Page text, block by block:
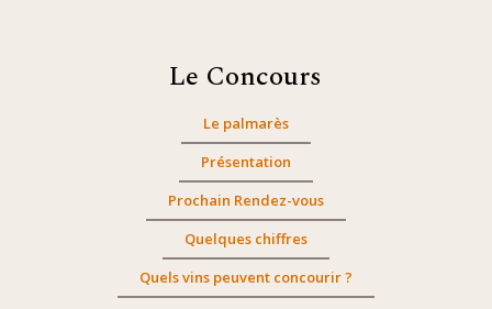
Le Concours
Le palmarès
Présentation
Prochain Rendez-vous
Quelques chiffres
Quels vins peuvent concourir ?